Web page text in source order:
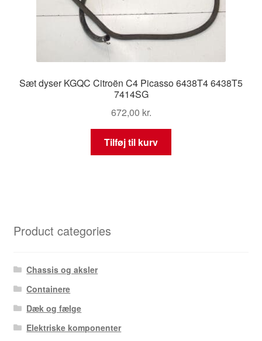
Sæt dyser KGQC Citroën C4 Picasso 6438T4 6438T5
7414SG
672,00 kr.
Tilføj til kurv
Product categories
Chassis og aksler
Containere
Dæk og fælge
Elektriske komponenter